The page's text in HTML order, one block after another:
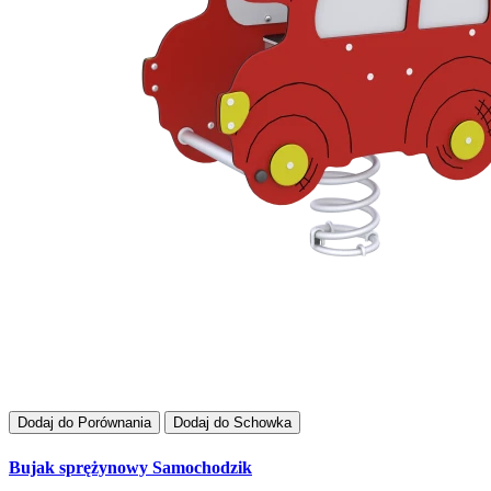
Dodaj do Porównania Dodaj do Schowka
Bujak sprężynowy Samochodzik